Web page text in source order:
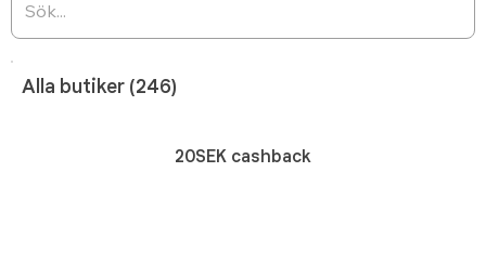
Alla butiker (246)
20SEK cashback